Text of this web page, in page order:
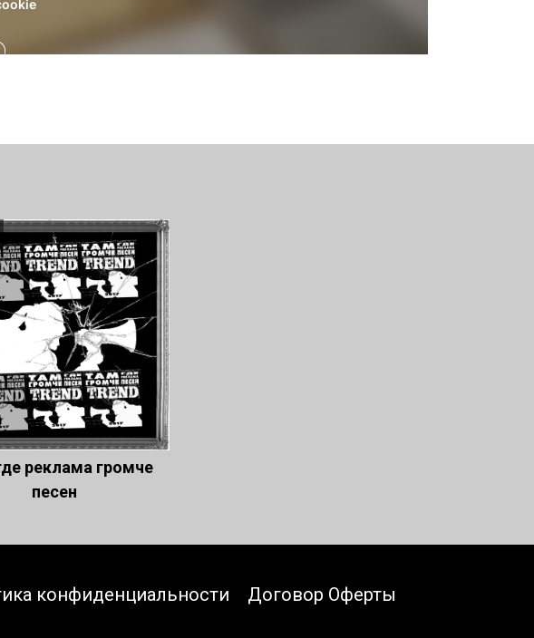
реклама громче
песен
конфиденциальности Договор Оферты